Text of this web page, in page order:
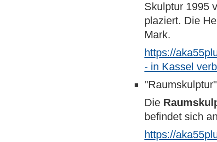
Skulptur 1995
plaziert. Die
Mark.
https://
- in Kassel
Die
befindet sich
https://